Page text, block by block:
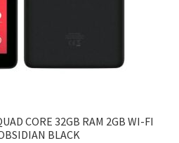
CORE 32GB RAM 2GB WI-FI
BLACK